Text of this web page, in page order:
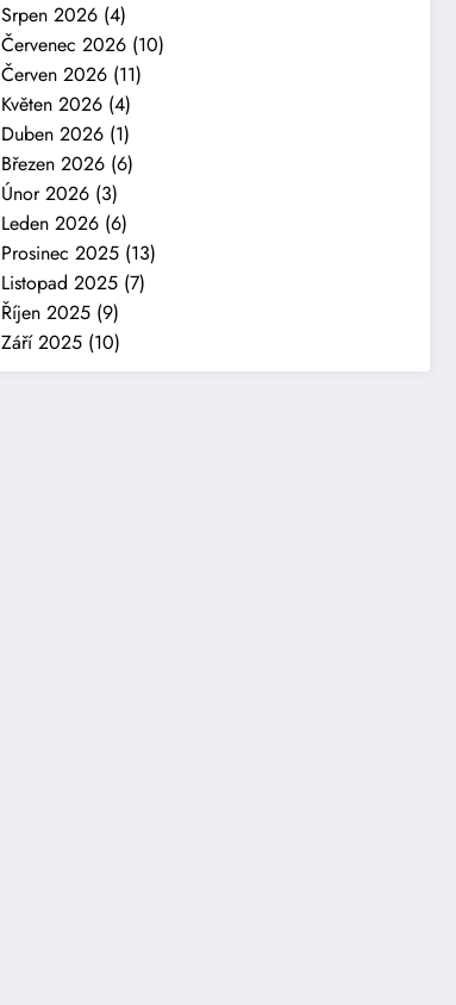
Srpen 2026 (4)
Červenec 2026 (10)
Červen 2026 (11)
Květen 2026 (4)
Duben 2026 (1)
Březen 2026 (6)
Únor 2026 (3)
Leden 2026 (6)
Prosinec 2025 (13)
Listopad 2025 (7)
Říjen 2025 (9)
Září 2025 (10)